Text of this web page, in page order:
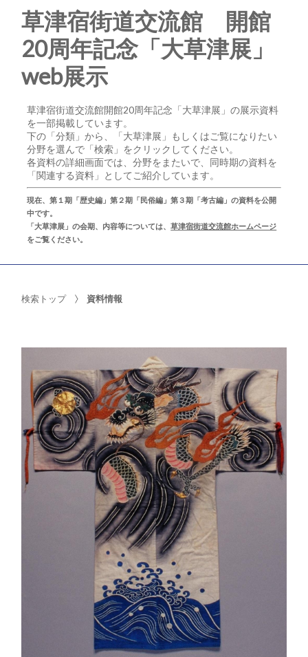
草津宿街道交流館 開館
20周年記念「大草津展」
web展示
草津宿街道交流館開館20周年記念「大草津展」の展示資料
を一部掲載しています。
下の「分類」から、「大草津展」もしくはご覧になりたい
分野を選んで「検索」をクリックしてください。
各資料の詳細画面では、分野をまたいで、同時期の資料を
「関連する資料」としてご紹介しています。
現在、第１期「歴史編」第２期「民俗編」第３期「考古編」の資料を公開
中です。
「大草津展」の会期、内容等については、草津宿街道交流館ホームページ
をご覧ください。
検索トップ 資料情報